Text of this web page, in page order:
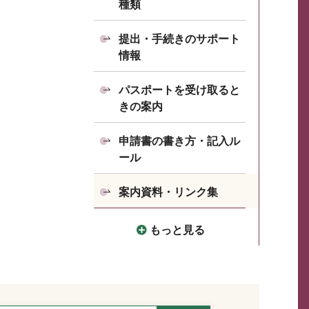
種類
提出・手続きのサポート
情報
パスポートを受け取ると
きの案内
申請書の書き方・記入ル
ール
案内資料・リンク集
もっと見る